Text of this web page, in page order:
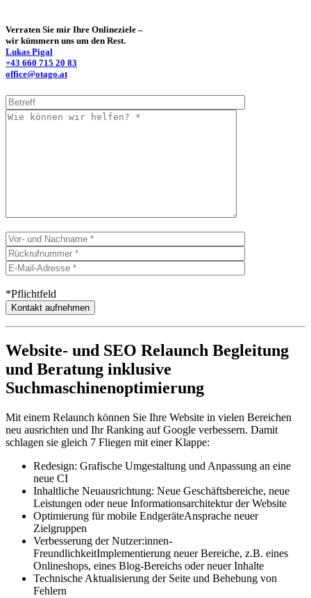
Verraten Sie mir Ihre Onlineziele –
wir kümmern uns um den Rest.
Lukas Pigal
+43 660 715 20 83
office@otago.at
*Pflichtfeld
Website- und SEO Relaunch Begleitung
und Beratung inklusive
Suchmaschinenoptimierung
Mit einem Relaunch können Sie Ihre Website in vielen Bereichen
neu ausrichten und Ihr Ranking auf Google verbessern. Damit
schlagen sie gleich 7 Fliegen mit einer Klappe:
Redesign: Grafische Umgestaltung und Anpassung an eine
neue CI
Inhaltliche Neuausrichtung: Neue Geschäftsbereiche, neue
Leistungen oder neue Informationsarchitektur der Website
Optimierung für mobile EndgeräteAnsprache neuer
Zielgruppen
Verbesserung der Nutzer:innen-
FreundlichkeitImplementierung neuer Bereiche, z.B. eines
Onlineshops, eines Blog-Bereichs oder neuer Inhalte
Technische Aktualisierung der Seite und Behebung von
Fehlern